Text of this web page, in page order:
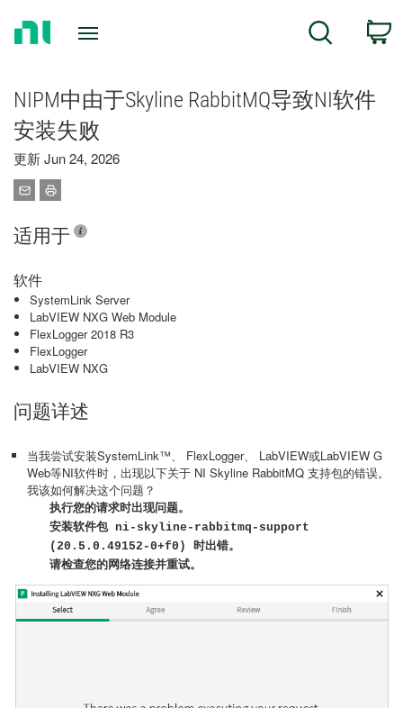
Search
NIPM中由于Skyline RabbitMQ导致NI软件
安装失败
更新 Jun 24, 2026
适用于
软件
SystemLink Server
LabVIEW NXG Web Module
FlexLogger 2018 R3
FlexLogger
LabVIEW NXG
问题详述
当我尝试安装SystemLink™、 FlexLogger、 LabVIEW或LabVIEW G
Web等NI软件时，出现以下关于 NI Skyline RabbitMQ 支持包的错误。
我该如何解决这个问题？
执行您的请求时出现问题。
安装软件包 ni-skyline-rabbitmq-support
(20.5.0.49152-0+f0) 时出错。
请检查您的网络连接并重试。